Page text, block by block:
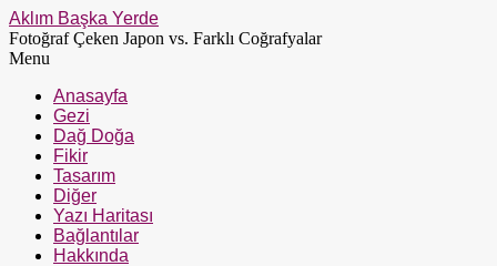
Aklım Başka Yerde
Fotoğraf Çeken Japon vs. Farklı Coğrafyalar
Menu
Anasayfa
Gezi
Dağ Doğa
Fikir
Tasarım
Diğer
Yazı Haritası
Bağlantılar
Hakkında